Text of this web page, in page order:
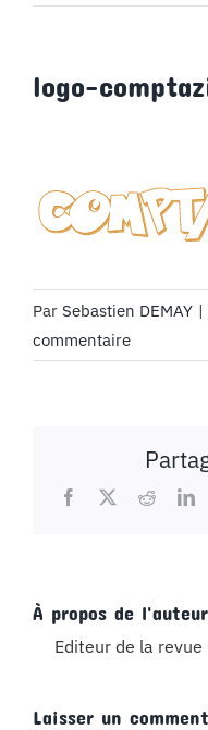
STUDORIA
logo-
Par Sebastien DEMAY |
commentaire
Facebook
X Reddit
À propos de
Editeur de la revue
Laisser un